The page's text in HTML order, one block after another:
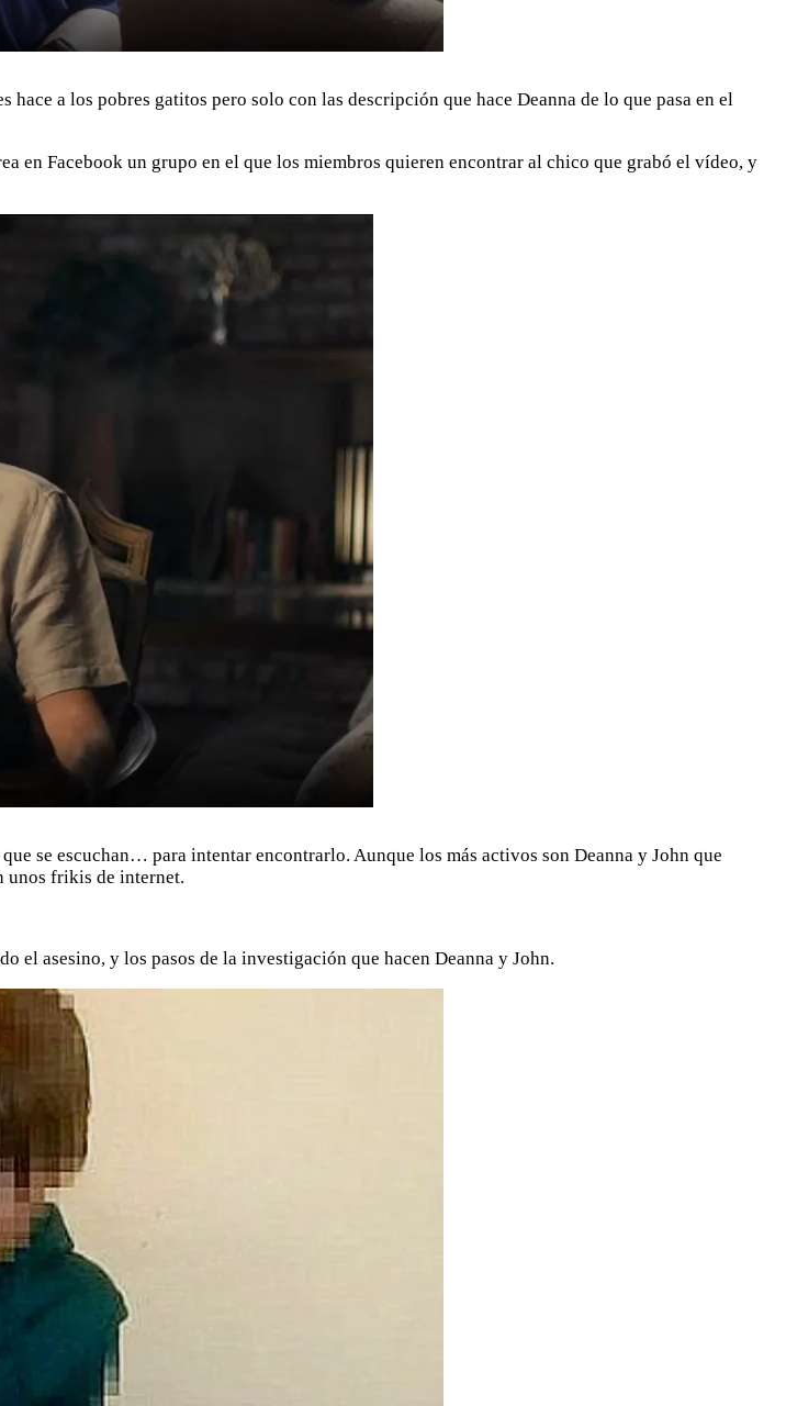
a los pobres gatitos pero solo con las descripción que hace Deanna de lo que pasa en el
en Facebook un grupo en el que los miembros quieren encontrar al chico que grabó el vídeo, y
se escuchan… para intentar encontrarlo. Aunque los más activos son Deanna y John que
unos frikis de internet.
el asesino, y los pasos de la investigación que hacen Deanna y John.